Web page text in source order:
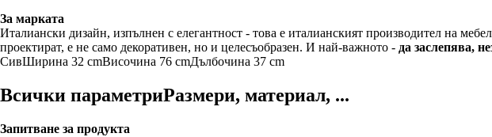
За марката
Италиански дизайн, изпълнен с елегантност - това е италианският производител на
проектират, е не само декоративен, но и целесъобразен. И най-важното - да заслепява,
СивШирина 32 cmВисочина 76 cmДълбочина 37 cm
Всички параметриРазмери, материал, ...
Запитване за продукта